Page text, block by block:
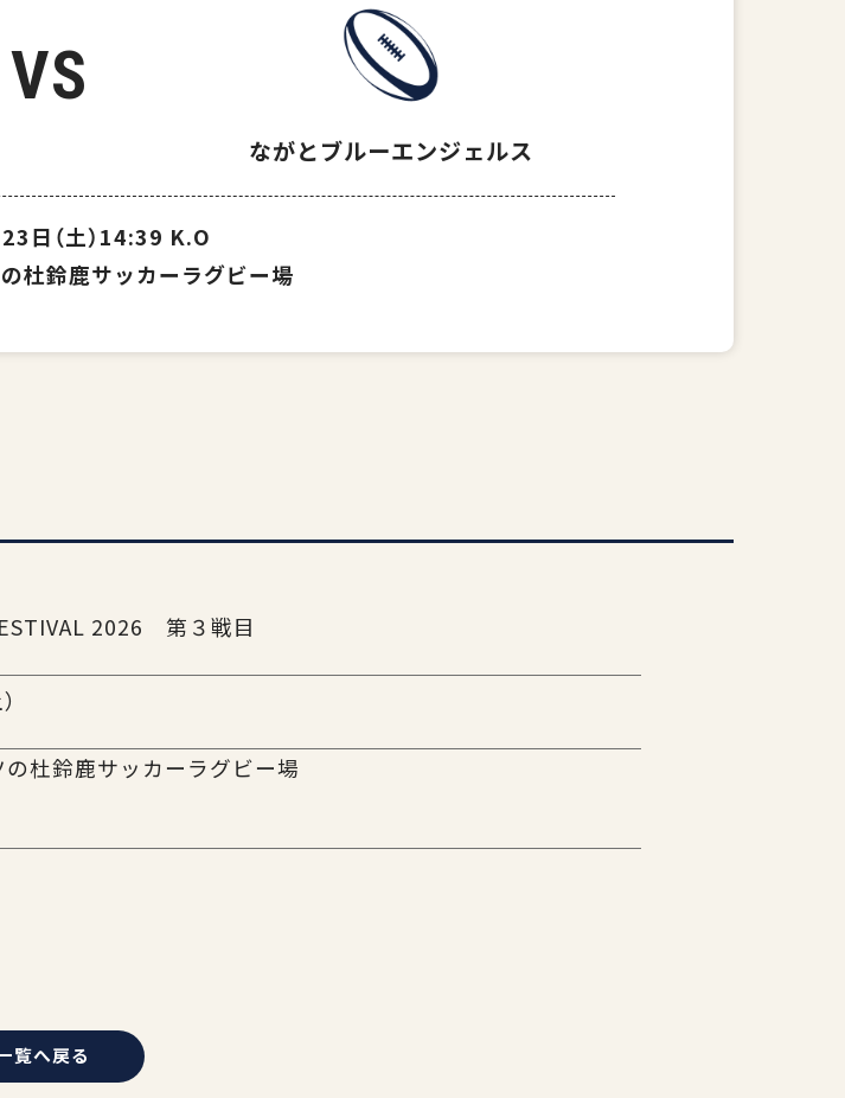
PEARLSの取り組み
VS
ながとブルーエンジェルス
日（土）14:39 K.O
杜鈴鹿サッカーラグビー場
2026 第３戦目
杜鈴鹿サッカーラグビー場
覧へ戻る